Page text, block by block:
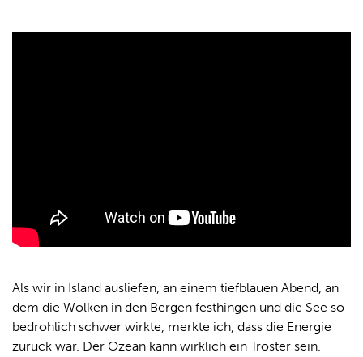
Als wir in Island ausliefen, an einem tiefblauen Abend, an
dem die Wolken in den Bergen festhingen und die See so
bedrohlich schwer wirkte, merkte ich, dass die Energie
zurück war. Der Ozean kann wirklich ein Tröster sein.